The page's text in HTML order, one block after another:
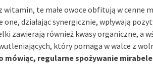
witamin, te małe owoce obfitują w cenne
one, działając synergicznie, wpływają
zawierają również kwasy organiczne, a
który pomaga w walce z
mówiąc, regularne spożywanie